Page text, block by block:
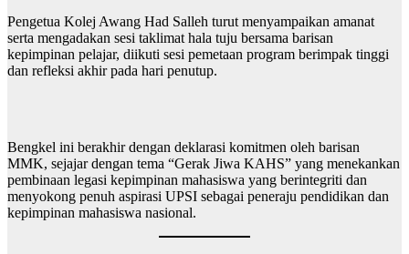
Pengetua Kolej Awang Had Salleh turut menyampaikan amanat
serta mengadakan sesi taklimat hala tuju bersama barisan
kepimpinan pelajar, diikuti sesi pemetaan program berimpak tinggi
dan refleksi akhir pada hari penutup.
Bengkel ini berakhir dengan deklarasi komitmen oleh barisan
MMK, sejajar dengan tema “Gerak Jiwa KAHS” yang menekankan
pembinaan legasi kepimpinan mahasiswa yang berintegriti dan
menyokong penuh aspirasi UPSI sebagai peneraju pendidikan dan
kepimpinan mahasiswa nasional.